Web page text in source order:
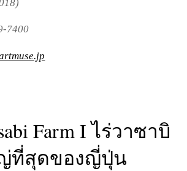
7400
Farm I ไร่วาซาบิ
ที่สุดของญี่ปุ่น